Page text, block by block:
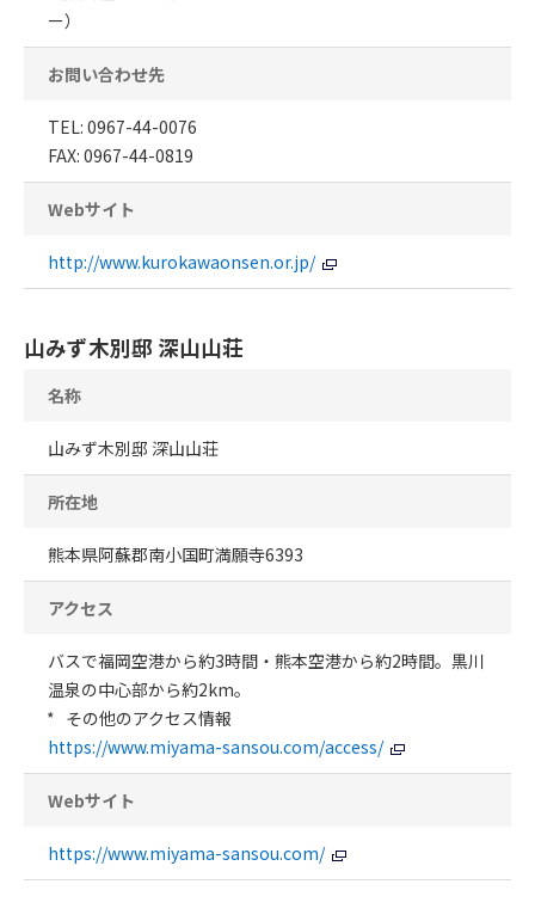
ー）
お問い合わせ先
TEL: 0967-44-0076
FAX: 0967-44-0819
Webサイト
http://www.kurokawaonsen.or.jp/
山みず木別邸 深山山荘
名称
山みず木別邸 深山山荘
所在地
熊本県阿蘇郡南小国町満願寺6393
アクセス
バスで福岡空港から約3時間・熊本空港から約2時間。黒川
温泉の中心部から約2km。
その他のアクセス情報
https://www.miyama-sansou.com/access/
Webサイト
https://www.miyama-sansou.com/